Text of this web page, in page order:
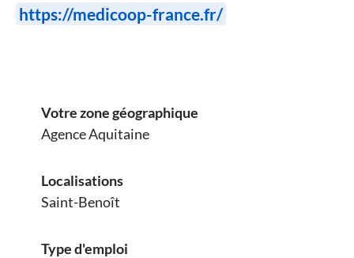
https://medicoop-france.fr/
Votre zone géographique
Agence Aquitaine
Localisations
Saint-Benoît
Type d'emploi